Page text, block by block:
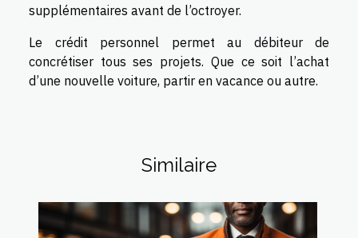
supplémentaires avant de l’octroyer.
Le crédit personnel permet au débiteur de
concrétiser tous ses projets. Que ce soit l’achat
d’une nouvelle voiture, partir en vacance ou autre.
Similaire